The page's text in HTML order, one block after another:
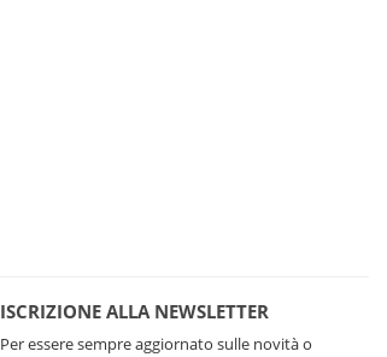
ISCRIZIONE ALLA NEWSLETTER
Per essere sempre aggiornato sulle novità o